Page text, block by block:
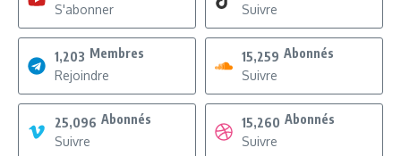
S'abonner
Suivre
1,203 Membres
Rejoindre
15,259 Abonnés
Suivre
25,096 Abonnés
Suivre
15,260 Abonnés
Suivre